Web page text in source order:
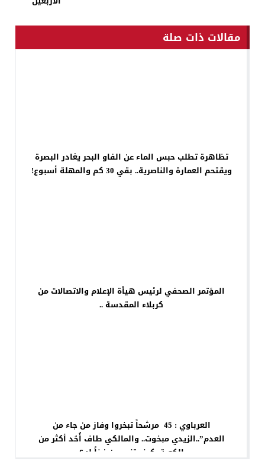
مقالات ذات صلة
تظاهرة تطلب حبس الماء عن الفاو البحر يغادر البصرة
ويقتحم العمارة والناصرية.. بقي 30 كم والمهلة أسبوع!
المؤتمر الصحفي لرئيس هيأة الإعلام والاتصالات من
كربلاء المقدسة ..
العرباوي : 45 مرشحاً تبخروا وفاز من جاء من
العدم”..الزيدي مبخوت.. والمالكي طاف أُحُد أكثر من
الكعبة: كيف تنصبون فخاً له؟